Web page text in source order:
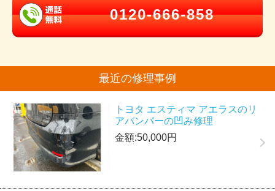
0120-666-858
最近の修理事例
トヨタ エスティマ アエラスのリ
アバンパーの凹み修理
金額:50,000円